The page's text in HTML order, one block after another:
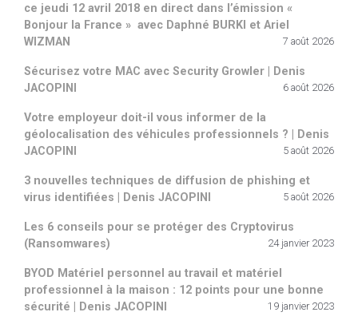
ce jeudi 12 avril 2018 en direct dans l’émission «
Bonjour la France » avec Daphné BURKI et Ariel
WIZMAN
7 août 2026
Sécurisez votre MAC avec Security Growler | Denis
JACOPINI
6 août 2026
Votre employeur doit-il vous informer de la
géolocalisation des véhicules professionnels ? | Denis
JACOPINI
5 août 2026
3 nouvelles techniques de diffusion de phishing et
virus identifiées | Denis JACOPINI
5 août 2026
Les 6 conseils pour se protéger des Cryptovirus
(Ransomwares)
24 janvier 2023
BYOD Matériel personnel au travail et matériel
professionnel à la maison : 12 points pour une bonne
sécurité | Denis JACOPINI
19 janvier 2023